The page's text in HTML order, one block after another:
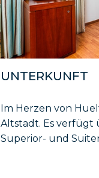
UNTERKUNFT
Im Herzen von
Altstadt. Es verfügt
Superior- und